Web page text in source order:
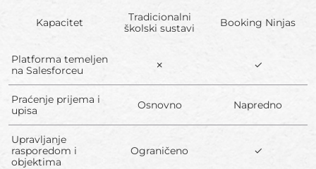
Kapacitet
Tradicionalni
školski sustavi
Booking Ninjas
Platforma temeljen
na Salesforceu
✗ ✓
Praćenje prijema i
upisa
Osnovno Napredno
Upravljanje
rasporedom i
objektima
Ograničeno ✓